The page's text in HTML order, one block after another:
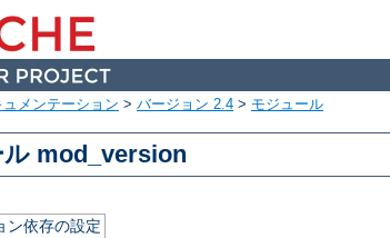
ュメンテーション > バージョン 2.4 > モジュール
mod_version
ン依存の設定